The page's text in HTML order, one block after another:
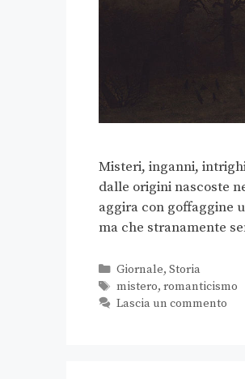
Misteri, inganni,
dalle origini nascoste
aggira con goffaggine
ma che stranamente
Giornale, Storia
mistero, romanticismo
Lascia un commento